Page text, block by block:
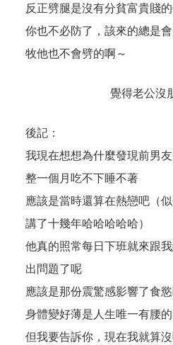
反正劈腿是沒有分貧富貴賤
你也不必防了，該來的總是
牧他也不會劈的啊～
覺得老公沒
後記：
我現在想想為什麼發現前男
整一個月吃不下睡不著
應該是當時還算在熱戀吧（
講了十幾年哈哈哈哈哈）
他真的照常每日下班就來跟
出問題了呢
應該是那份震驚感影響了食
身體變好薄是人生唯一有腰的
但我要告訴你，現在我就算